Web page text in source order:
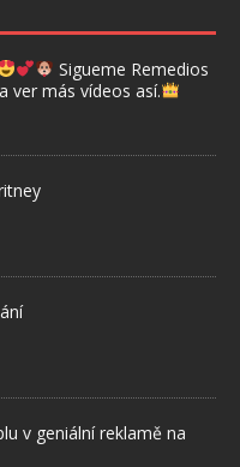
Sigueme Remedios
ver más vídeos así.
v geniální reklamě na